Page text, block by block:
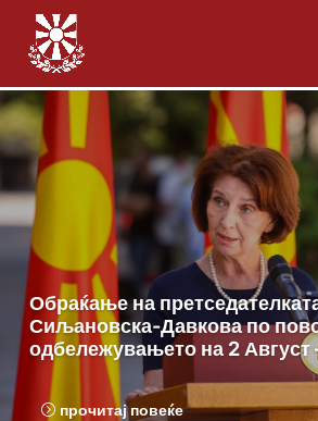
Обраќање на
Сиљановска-Давкова по
одбележувањето на 2 Август
прочитај повеќе